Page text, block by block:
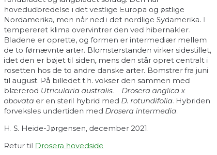
hovedudbredelse i det vestlige Europa og østlige
Nordamerika, men når ned i det nordlige Sydamerika. I
tempereret klima overvintrer den ved hibernakler.
Bladene er oprette, og formen er intermediær mellem
de to førnævnte arter. Blomsterstanden virker sidestillet,
idet den er bøjet til siden, mens den står opret centralt i
rosetten hos de to andre danske arter. Bomstrer fra juni
til august. På billedet t.h. vokser den sammen med
blærerod Utricularia australis. – Drosera anglica x
obovata er en steril hybrid med D. rotundifolia. Hybriden
forveksles undertiden med Drosera intermedia.
H. S. Heide-Jørgensen, december 2021.
Retur til Drosera hovedside